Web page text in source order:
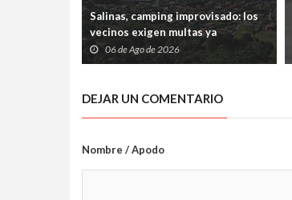
Salinas, camping improvisado: los
vecinos exigen multas ya
06 de Ago de 2026
DEJAR UN COMENTARIO
Nombre / Apodo